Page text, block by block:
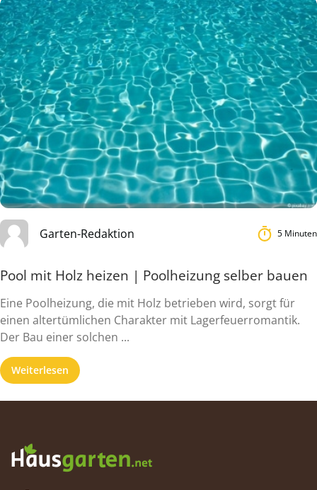
Garten-Redaktion 5 Minuten
Pool mit Holz heizen | Poolheizung selber bauen
Eine Poolheizung, die mit Holz betrieben wird, sorgt für
einen altertümlichen Charakter mit Lagerfeuerromantik.
Der Bau einer solchen ...
Weiterlesen